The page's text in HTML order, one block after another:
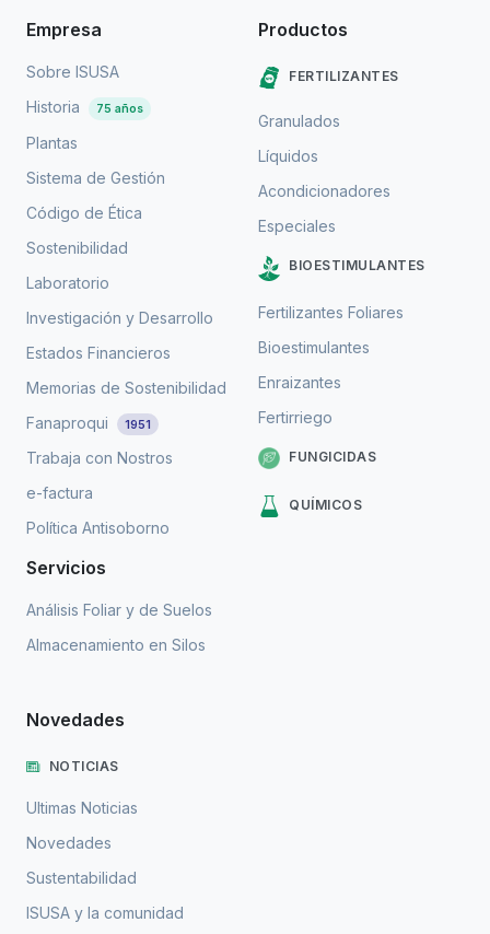
Empresa
Sobre ISUSA
Historia
75 años
Plantas
Sistema de Gestión
Código de Ética
Sostenibilidad
Laboratorio
Investigación y Desarrollo
Estados Financieros
Memorias de Sostenibilidad
Fanaproqui
1951
Trabaja con Nostros
e-factura
Política Antisoborno
Servicios
Análisis Foliar y de Suelos
Almacenamiento en Silos
Productos
FERTILIZANTES
Granulados
Líquidos
Acondicionadores
Especiales
BIOESTIMULANTES
Fertilizantes Foliares
Bioestimulantes
Enraizantes
Fertirriego
FUNGICIDAS
QUÍMICOS
Novedades
NOTICIAS
Ultimas Noticias
Novedades
Sustentabilidad
ISUSA y la comunidad